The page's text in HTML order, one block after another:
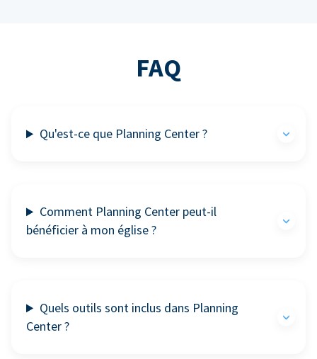
FAQ
Qu'est-ce que Planning Center ?
Comment Planning Center peut-il
bénéficier à mon église ?
Quels outils sont inclus dans Planning
Center ?